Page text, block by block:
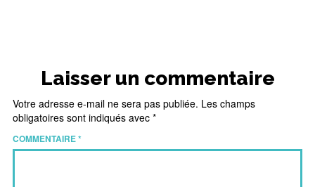
Laisser un commentaire
Votre adresse e-mail ne sera pas publiée. Les champs
obligatoires sont indiqués avec *
COMMENTAIRE*